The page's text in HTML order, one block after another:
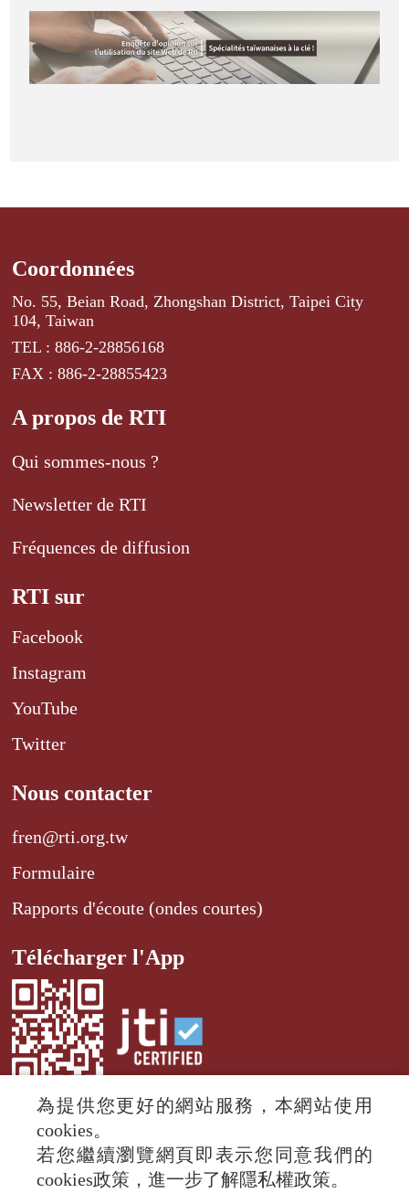
Coordonnées
No. 55, Beian Road, Zhongshan District, Taipei City
104, Taiwan
TEL : 886-2-28856168
FAX : 886-2-28855423
A propos de RTI
Qui sommes-nous ?
Newsletter de RTI
Fréquences de diffusion
RTI sur
Facebook
Instagram
YouTube
Twitter
Nous contacter
fren@rti.org.tw
Formulaire
Rapports d'écoute (ondes courtes)
Télécharger l'App
© 2024 RTI (Radio Taiwan International).
All rights reserved.
為提供您更好的網站服務，本網站使用
cookies。
若您繼續瀏覽網頁即表示您同意我們的
cookies政策，進一步了解隱私權政策。